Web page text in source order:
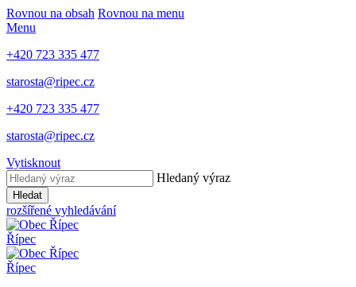
Rovnou na obsah Rovnou na menu
Menu
+420 723 335 477
starosta@ripec.cz
+420 723 335 477
starosta@ripec.cz
Vytisknout
Hledaný výraz
Hledat
rozšířené vyhledávání
Řípec
Řípec